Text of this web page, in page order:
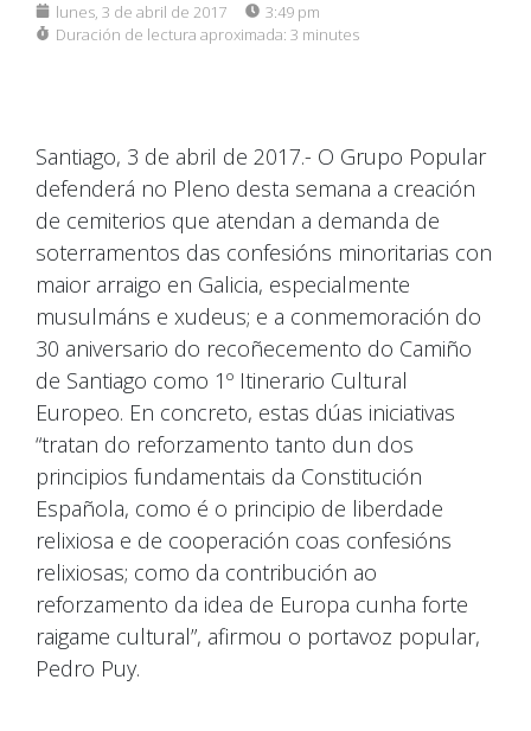
lunes, 3 de abril de 2017
3:49 pm
Duración de lectura aproximada: 3 minutes
Santiago, 3 de abril de 2017.- O Grupo Popular
defenderá no Pleno desta semana a creación
de cemiterios que atendan a demanda de
soterramentos das confesións minoritarias con
maior arraigo en Galicia, especialmente
musulmáns e xudeus; e a conmemoración do
30 aniversario do recoñecemento do Camiño
de Santiago como 1º Itinerario Cultural
Europeo. En concreto, estas dúas iniciativas
“tratan do reforzamento tanto dun dos
principios fundamentais da Constitución
Española, como é o principio de liberdade
relixiosa e de cooperación coas confesións
relixiosas; como da contribución ao
reforzamento da idea de Europa cunha forte
raigame cultural”, afirmou o portavoz popular,
Pedro Puy.